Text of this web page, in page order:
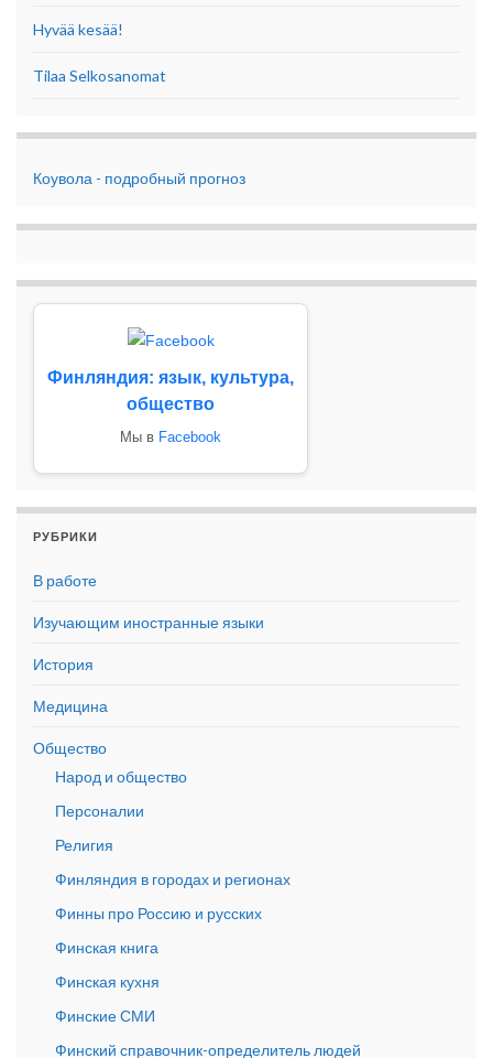
Hyvää kesää!
Tilaa Selkosanomat
Коувола - подробный прогноз
Финляндия: язык, культура,
общество
Мы в Facebook
РУБРИКИ
В работе
Изучающим иностранные языки
История
Медицина
Общество
Народ и общество
Персоналии
Религия
Финляндия в городах и регионах
Финны про Россию и русских
Финская книга
Финская кухня
Финские СМИ
Финский справочник-определитель людей